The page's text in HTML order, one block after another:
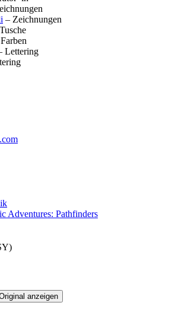
– Zeichnungen
Lettering
Adventures: Pathfinders
anzeigen